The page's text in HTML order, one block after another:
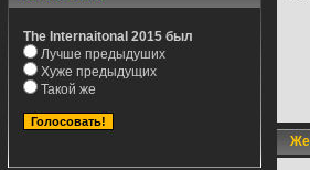
The Internaitonal 2015 был
Лучше предыдуших
Хуже предыдущих
Такой же